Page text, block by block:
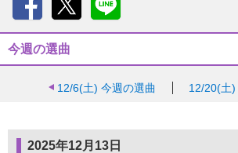
今週の選曲
12/6(土) 今週の選曲 12/20(土)
2025年12月13日